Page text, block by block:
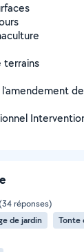
terrains
(34 réponses)
de jardin
Tonte